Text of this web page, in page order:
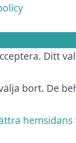
Ditt
bort. De